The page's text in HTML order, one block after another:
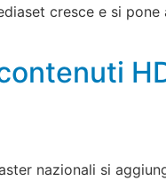
cresce e si pone
nazionali si